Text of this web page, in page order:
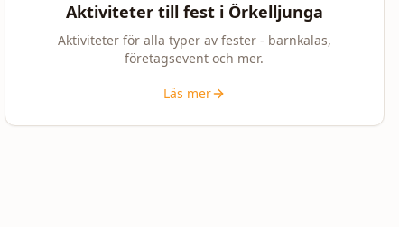
Aktiviteter till fest i Örkelljunga
Aktiviteter för alla typer av fester - barnkalas,
företagsevent och mer.
Läs mer